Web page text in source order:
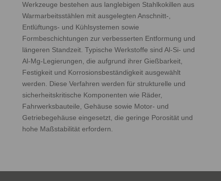
Werkzeuge bestehen aus langlebigen Stahlkokillen aus
Warmarbeitsstählen mit ausgelegten Anschnitt-,
Entlüftungs- und Kühlsystemen sowie
Formbeschichtungen zur verbesserten Entformung und
längeren Standzeit. Typische Werkstoffe sind Al‑Si- und
Al‑Mg‑Legierungen, die aufgrund ihrer Gießbarkeit,
Festigkeit und Korrosionsbeständigkeit ausgewählt
werden. Diese Verfahren werden für strukturelle und
sicherheitskritische Komponenten wie Räder,
Fahrwerksbauteile, Gehäuse sowie Motor- und
Getriebegehäuse eingesetzt, die geringe Porosität und
hohe Maßstabilität erfordern.